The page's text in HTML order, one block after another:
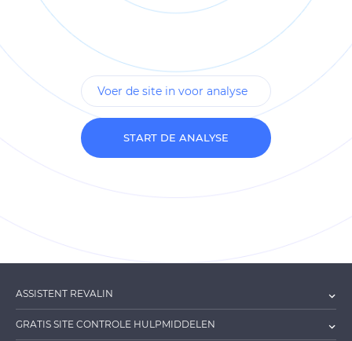
START DE ANALYSE
ASSISTENT REVALIN
GRATIS SITE CONTROLE HULPMIDDELEN